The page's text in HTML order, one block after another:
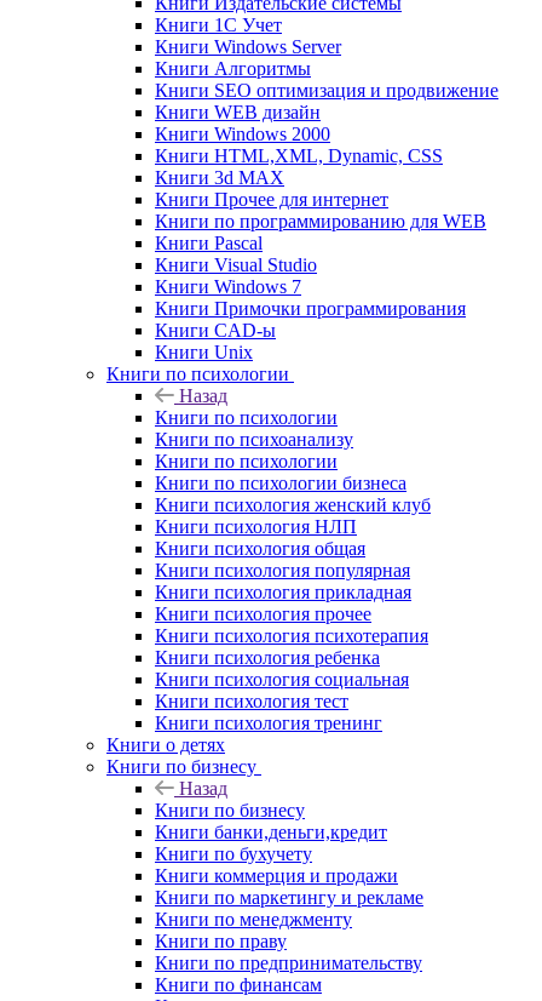
Книги 1C Учет
Книги Windows Server
Книги Алгоритмы
Книги SEO оптимизация и продвижение
Книги WEB дизайн
Книги Windows 2000
Книги HTML,XML, Dynamic, CSS
Книги 3d MAX
Книги Прочее для интернет
Книги по программированию для WEB
Книги Pascal
Книги Visual Studio
Книги Windows 7
Книги Примочки программирования
Книги CAD-ы
Книги Unix
Книги по психологии
Назад
Книги по психологии
Книги по психоанализу
Книги по психологии
Книги по психологии бизнеса
Книги психология женский клуб
Книги психология НЛП
Книги психология общая
Книги психология популярная
Книги психология прикладная
Книги психология прочее
Книги психология психотерапия
Книги психология ребенка
Книги психология социальная
Книги психология тест
Книги психология тренинг
Книги о детях
Книги по бизнесу
Назад
Книги по бизнесу
Книги банки,деньги,кредит
Книги по бухучету
Книги коммерция и продажи
Книги по маркетингу и рекламе
Книги по менеджменту
Книги по праву
Книги по предпринимательству
Книги по финансам